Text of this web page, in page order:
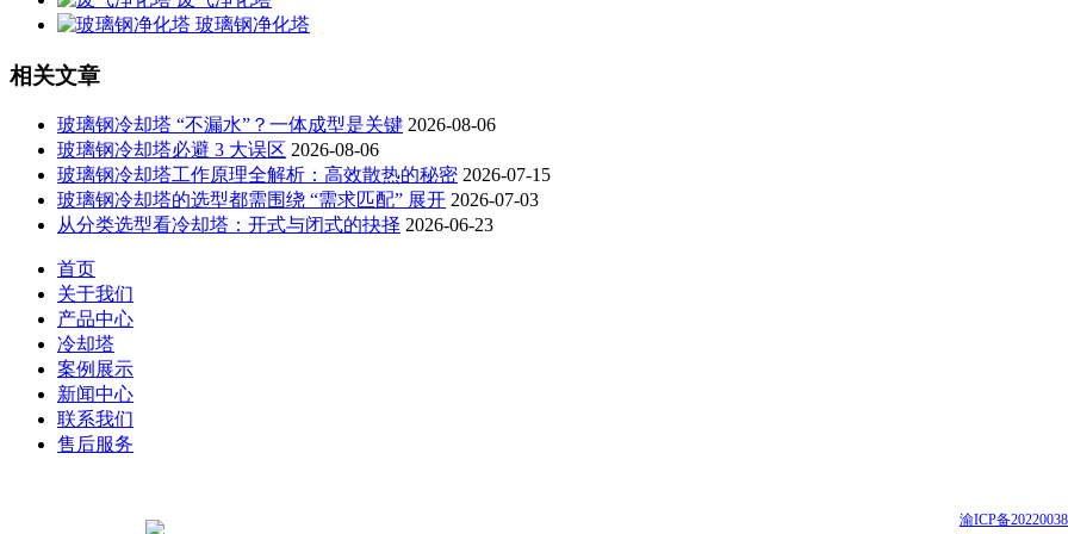
玻璃钢净化塔
相关文章
玻璃钢冷却塔 “不漏水”？一体成型是关键 2026-08-06
玻璃钢冷却塔必避 3 大误区 2026-08-06
玻璃钢冷却塔工作原理全解析：高效散热的秘密 2026-07-15
玻璃钢冷却塔的选型都需围绕 “需求匹配” 展开 2026-07-03
从分类选型看冷却塔：开式与闭式的抉择 2026-06-23
首页
关于我们
产品中心
冷却塔
案例展示
新闻中心
联系我们
售后服务
渝ICP备